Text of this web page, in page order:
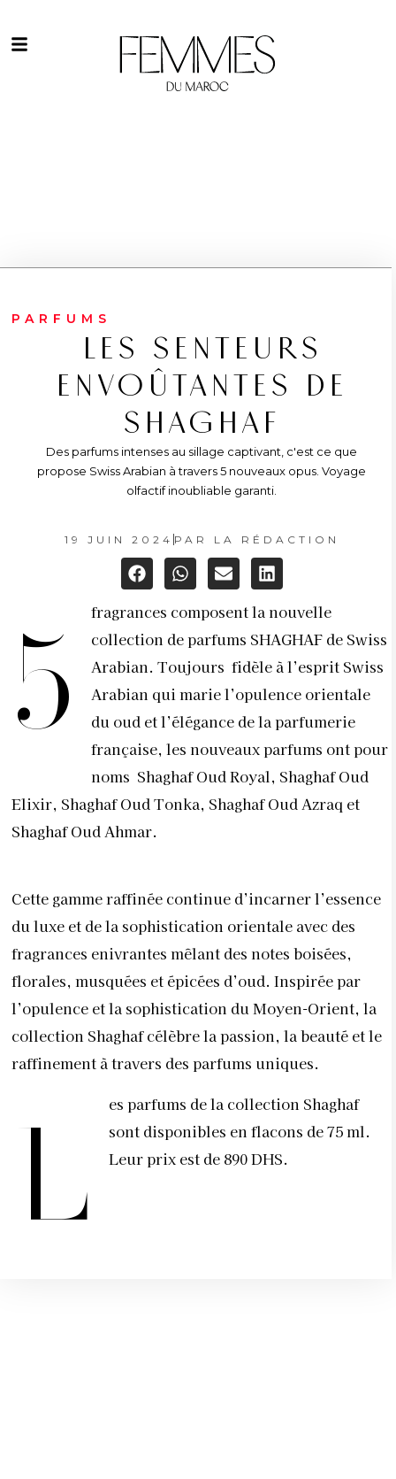
PARFUMS
LES SENTEURS
ENVOÛTANTES DE
SHAGHAF
Des parfums intenses au sillage captivant, c'est ce que
propose Swiss Arabian à travers 5 nouveaux opus. Voyage
olfactif inoubliable garanti.
19 JUIN 2024 PAR LA RÉDACTION
5
fragrances composent la nouvelle
collection de parfums SHAGHAF de Swiss
Arabian. Toujours fidèle à l’esprit Swiss
Arabian qui marie l’opulence orientale
du oud et l’élégance de la parfumerie
française, les nouveaux parfums ont pour
noms Shaghaf Oud Royal, Shaghaf Oud
Elixir, Shaghaf Oud Tonka, Shaghaf Oud Azraq et
Shaghaf Oud Ahmar.
Cette gamme raffinée continue d’incarner l’essence
du luxe et de la sophistication orientale avec des
fragrances enivrantes mêlant des notes boisées,
florales, musquées et épicées d’oud. Inspirée par
l’opulence et la sophistication du Moyen-Orient, la
collection Shaghaf célèbre la passion, la beauté et le
raffinement à travers des parfums uniques.
L
es parfums de la collection Shaghaf
sont disponibles en flacons de 75 ml.
Leur prix est de 890 DHS.